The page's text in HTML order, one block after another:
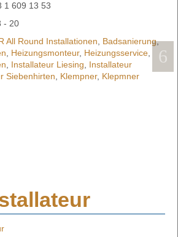
1 609 13 53
- 20
All Round Installationen Badsanierung,
Heizungsmonteur, Heizungsservice
Installateur Liesing
Installateur
Siebenhirten Klempner, Klepmner